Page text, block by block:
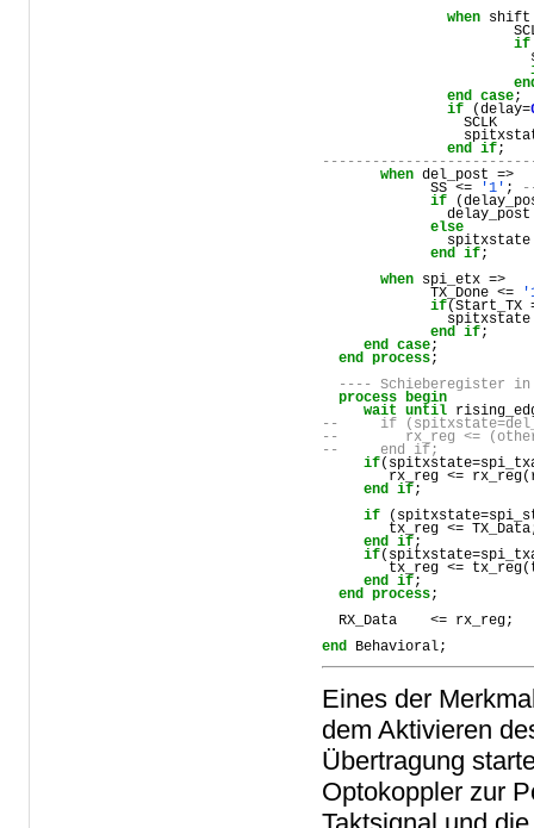
when
shift
if
end
case;
if (delay=
SCLK
end
if
when del_post =>
SS <= '1' ;
if (
delay_post
else
spitxstate
end
if;
when
spi_etx =>
TX_Done <=
if(Start_TX
spitxstate
end
if;
end
case;
end
process;
---- Schieberegister in
process
begin
wait
until
--     if
--        rx_reg <=
--     end if;
if( spitxstate=
rx_reg <= rx_reg(
end
if;
if ( spitxstate=
tx_reg <= TX_Data
end
if;
if( spitxstate=
tx_reg <= tx_reg(
end
if;
end
process;
RX_Data
    <=
rx_reg;
end
Behavioral ;
Eines der
dem Aktivieren
Übertragung
Optokoppler zur